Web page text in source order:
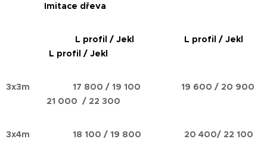
Imitace dřeva
L profil / Jekl L profil / Jekl
L profil / Jekl
3x3m 17 800 / 19 100 19 600 / 20 900
21 000 / 22 300
3x4m 18 100 / 19 800 20 400/ 22 100